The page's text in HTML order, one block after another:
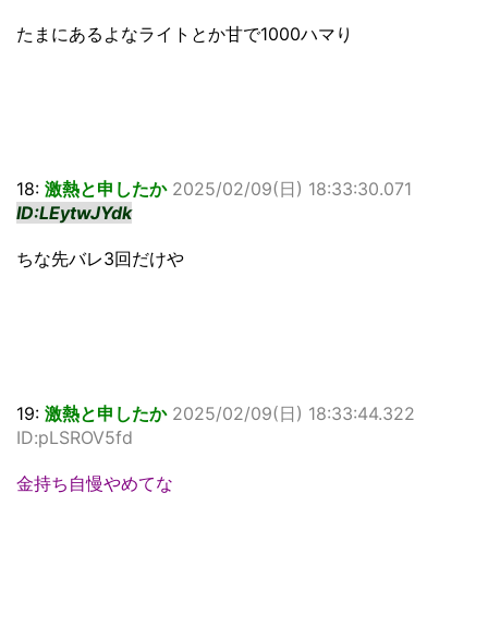
たまにあるよなライトとか甘で1000ハマり
18: 激熱と申したか 2025/02/09(日) 18:33:30.071
ID:LEytwJYdk
ちな先バレ3回だけや
19: 激熱と申したか 2025/02/09(日) 18:33:44.322
ID:pLSROV5fd
金持ち自慢やめてな